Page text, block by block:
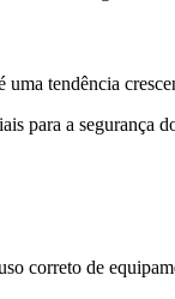
tendência
para a segurança
correto de